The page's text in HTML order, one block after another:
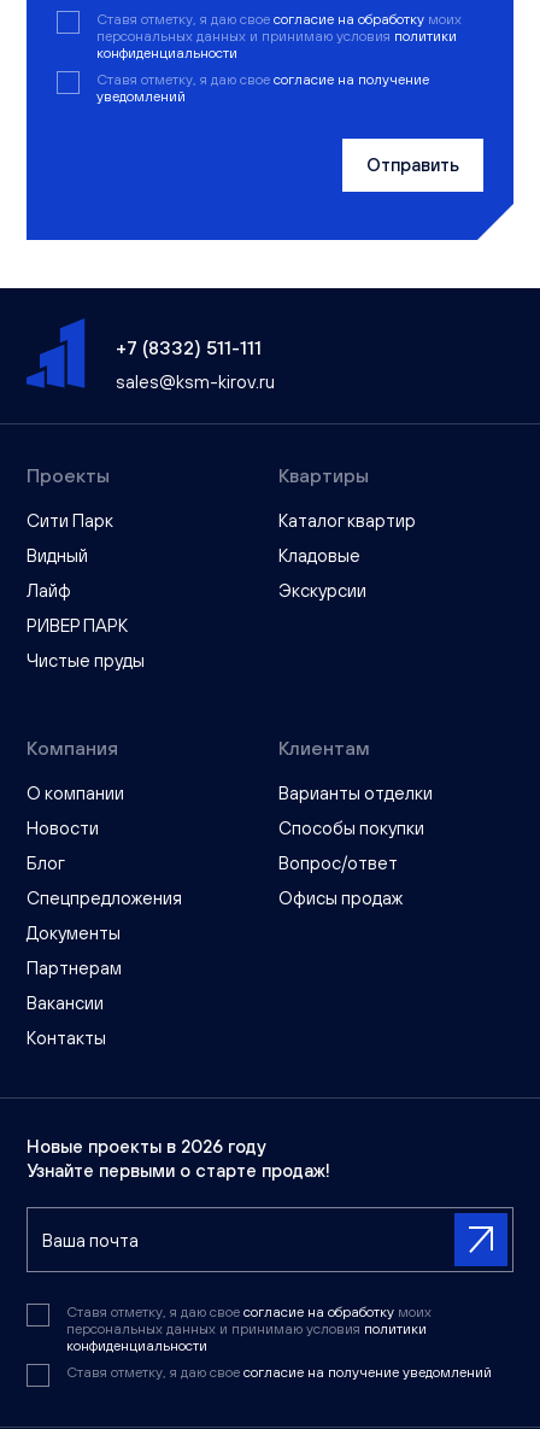
Ставя отметку, я даю свое согласие на обработку моих
персональных данных и принимаю условия политики
конфиденциальности
Ставя отметку, я даю свое согласие на получение
уведомлений
Отправить
+7 (8332) 511-111
sales@ksm-kirov.ru
Проекты
Сити Парк
Видный
Лайф
РИВЕР ПАРК
Чистые пруды
Квартиры
Каталог квартир
Кладовые
Экскурсии
Компания
О компании
Новости
Блог
Спецпредложения
Документы
Партнерам
Вакансии
Контакты
Клиентам
Варианты отделки
Способы покупки
Вопрос/ответ
Офисы продаж
Новые проекты в 2026 году
Узнайте первыми о старте продаж!
Ставя отметку, я даю свое согласие на обработку моих
персональных данных и принимаю условия политики
конфиденциальности
Ставя отметку, я даю свое согласие на получение уведомлений